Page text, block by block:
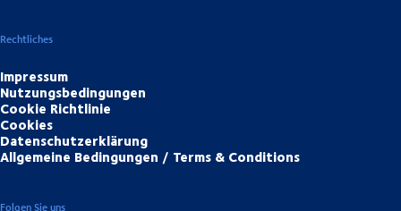
Rechtliches
Impressum
Nutzungsbedingungen
Cookie Richtlinie
Cookies
Datenschutzerklärung
Allgemeine Bedingungen / Terms & Conditions
Folgen Sie uns